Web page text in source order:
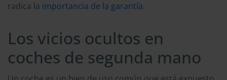
radica la importancia de la garantía.
Los vicios ocultos en
coches de segunda mano